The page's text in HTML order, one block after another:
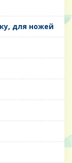
для ножей